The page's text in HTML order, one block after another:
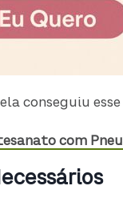
conseguiu
com